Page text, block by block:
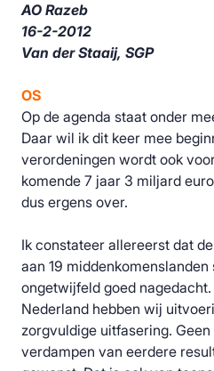
AO Razeb
16-2-2012
Van der Staaij, SGP
OS
Op de agenda staat onder
Daar wil ik dit keer mee
verordeningen wordt ook
komende 7 jaar 3 miljard
dus ergens over.
Ik constateer allereerst dat
aan 19
ongetwijfeld goed
Nederland hebben wij
zorgvuldige uitfasering.
verdampen van eerdere